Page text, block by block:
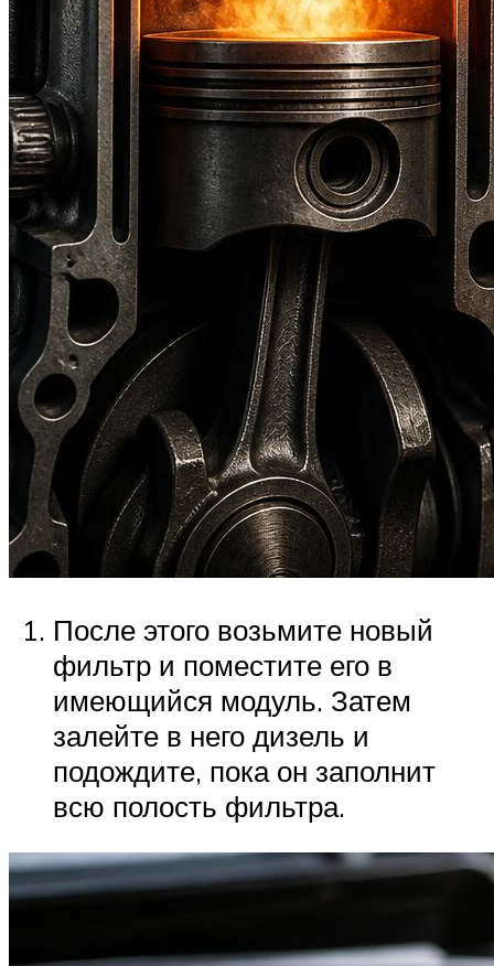
После этого возьмите новый
фильтр и поместите его в
имеющийся модуль. Затем
залейте в него дизель и
подождите, пока он заполнит
всю полость фильтра.